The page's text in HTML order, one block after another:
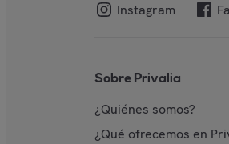
Instagram
Sobre Privalia
¿Quiénes somos?
¿Qué ofrecemos en